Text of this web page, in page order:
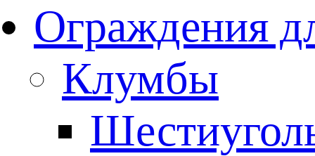
Ограждения
Клумбы